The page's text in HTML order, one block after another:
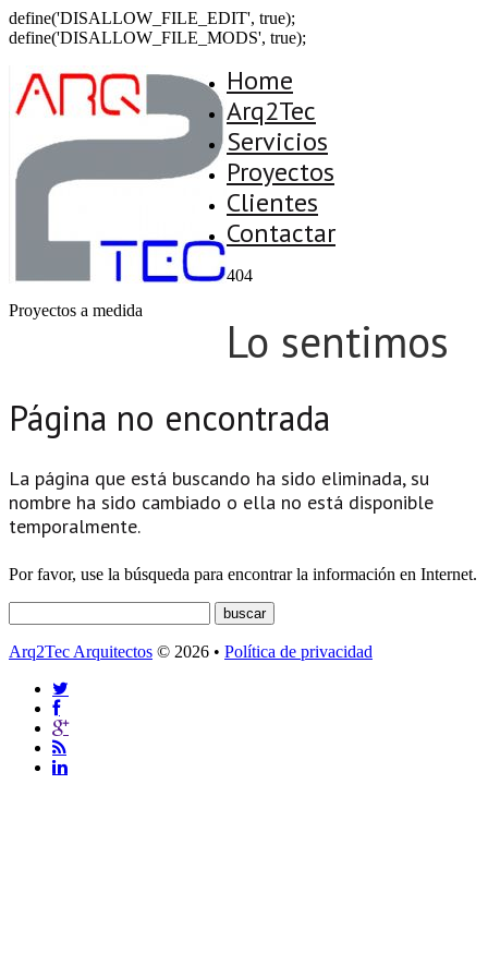
define('DISALLOW_FILE_EDIT', true);
define('DISALLOW_FILE_MODS', true);
Proyectos a medida
Home
Arq2Tec
Servicios
Proyectos
Clientes
Contactar
404
Lo sentimos
Página no encontrada
La página que está buscando ha sido eliminada, su
nombre ha sido cambiado o ella no está disponible
temporalmente.
Por favor, use la búsqueda para encontrar la información en Internet.
Arq2Tec Arquitectos © 2026 • Política de privacidad